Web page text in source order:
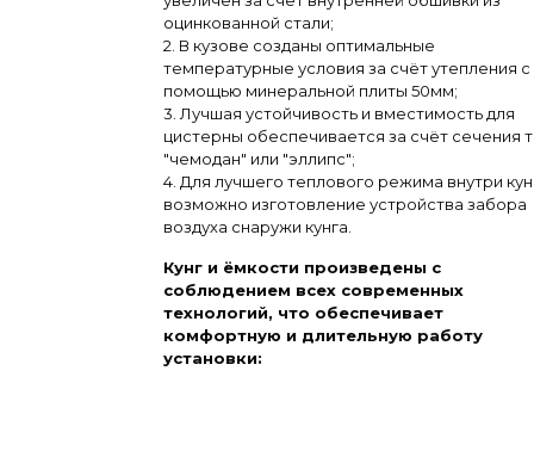
оцинкованной стали;
2. В кузове созданы оптимальные
температурные условия за счёт утепления с
помощью минеральной плиты 50мм;
3. Лучшая устойчивость и вместимость для
цистерны обеспечивается за счёт сечения
"чемодан" или "эллипс";
4. Для лучшего теплового режима внутри
возможно изготовление устройства забора
воздуха снаружи кунга.
Кунг и ёмкости произведены с
соблюдением всех современных
технологий, что обеспечивает
комфортную и длительную работу
установки: